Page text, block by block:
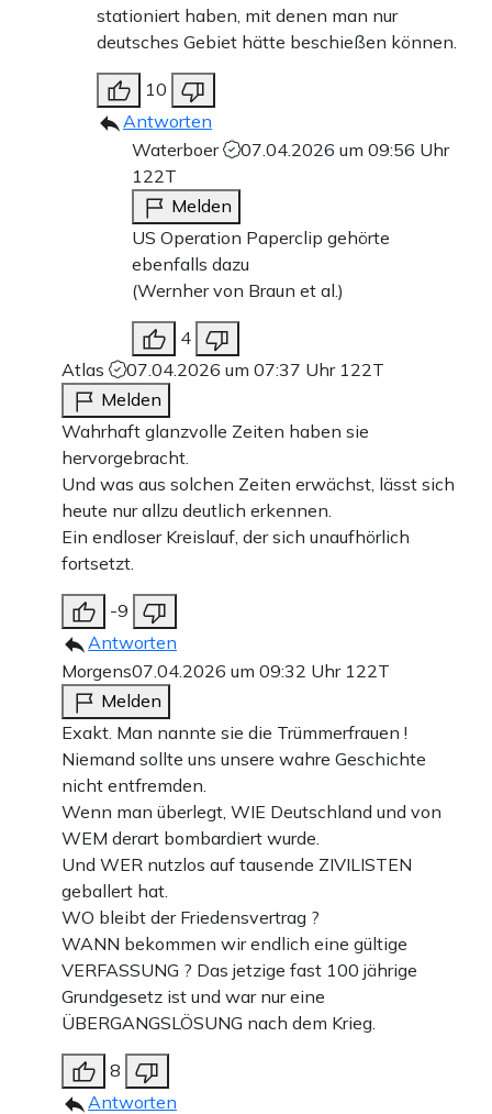
stationiert haben, mit denen man nur
deutsches Gebiet hätte beschießen können.
10
Antworten
Waterboer
07.04.2026 um 09:56 Uhr
122T
Melden
US Operation Paperclip gehörte
ebenfalls dazu
(Wernher von Braun et al.)
4
Atlas
07.04.2026 um 07:37 Uhr 122T
Melden
Wahrhaft glanzvolle Zeiten haben sie
hervorgebracht.
Und was aus solchen Zeiten erwächst, lässt sich
heute nur allzu deutlich erkennen.
Ein endloser Kreislauf, der sich unaufhörlich
fortsetzt.
-9
Antworten
Morgens07.04.2026 um 09:32 Uhr 122T
Melden
Exakt. Man nannte sie die Trümmerfrauen !
Niemand sollte uns unsere wahre Geschichte
nicht entfremden.
Wenn man überlegt, WIE Deutschland und von
WEM derart bombardiert wurde.
Und WER nutzlos auf tausende ZIVILISTEN
geballert hat.
WO bleibt der Friedensvertrag ?
WANN bekommen wir endlich eine gültige
VERFASSUNG ? Das jetzige fast 100 jährige
Grundgesetz ist und war nur eine
ÜBERGANGSLÖSUNG nach dem Krieg.
8
Antworten